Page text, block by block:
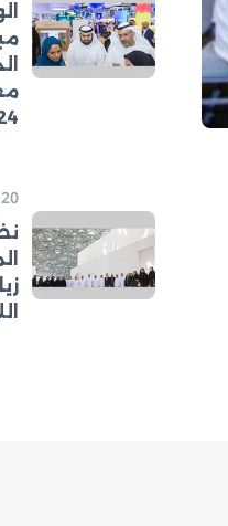
20 سبتمبر 2024